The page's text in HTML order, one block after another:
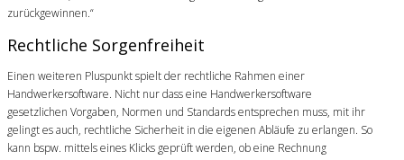
zurückgewinnen.“
Rechtliche Sorgenfreiheit
Einen weiteren Pluspunkt spielt der rechtliche Rahmen einer
Handwerkersoftware. Nicht nur dass eine Handwerkersoftware
gesetzlichen Vorgaben, Normen und Standards entsprechen muss, mit ihr
gelingt es auch, rechtliche Sicherheit in die eigenen Abläufe zu erlangen. So
kann bspw. mittels eines Klicks geprüft werden, ob eine Rechnung